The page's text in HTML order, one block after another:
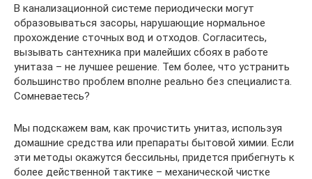
В канализационной системе периодически могут
образовываться засоры, нарушающие нормальное
прохождение сточных вод и отходов. Согласитесь,
вызывать сантехника при малейших сбоях в работе
унитаза – не лучшее решение. Тем более, что устранить
большинство проблем вполне реально без специалиста.
Сомневаетесь?
Мы подскажем вам, как прочистить унитаз, используя
домашние средства или препараты бытовой химии. Если
эти методы окажутся бессильны, придется прибегнуть к
более действенной тактике – механической чистке